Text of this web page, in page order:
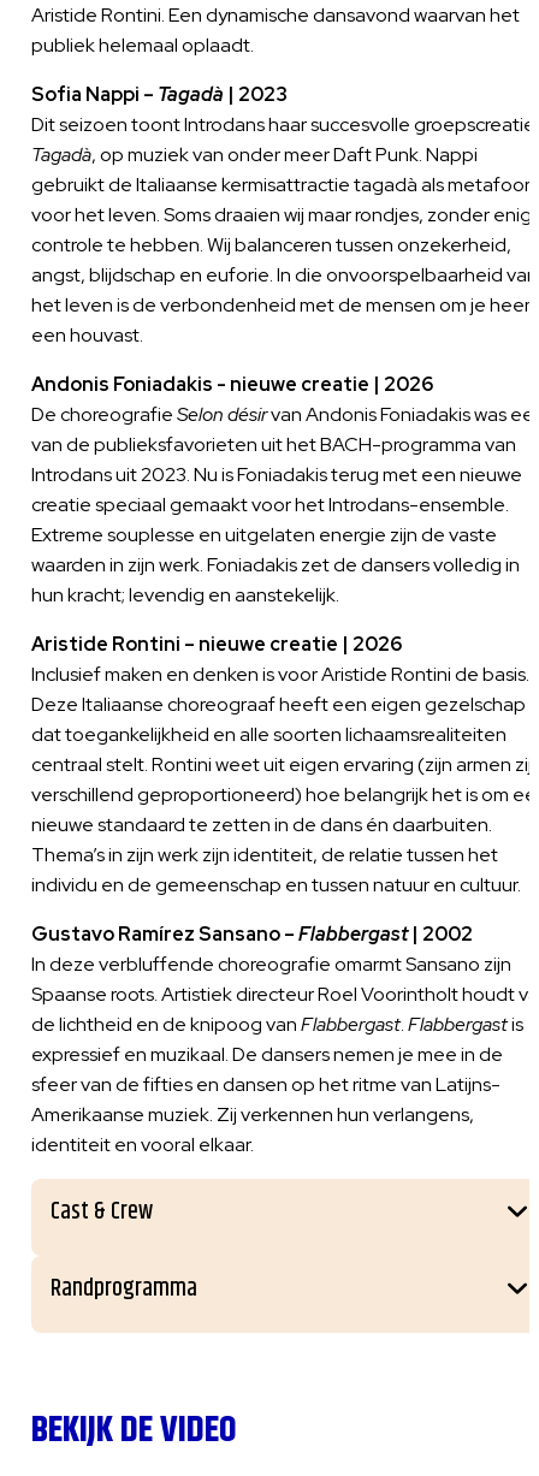
Aristide Rontini. Een dynamische dansavond waarvan het
publiek helemaal oplaadt.
Sofia Nappi – Tagadà | 2023
Dit seizoen toont Introdans haar succesvolle groepscreatie
Tagadà, op muziek van onder meer Daft Punk. Nappi
gebruikt de Italiaanse kermisattractie tagadà als metafoor
voor het leven. Soms draaien wij maar rondjes, zonder
controle te hebben. Wij balanceren tussen onzekerheid,
angst, blijdschap en euforie. In die onvoorspelbaarheid van
het leven is de verbondenheid met de mensen om je heen
een houvast.
Andonis Foniadakis - nieuwe creatie | 2026
De choreografieSelon désirvan Andonis Foniadakis was
van de publieksfavorieten uit het BACH-programmavan
Introdans uit 2023. Nu is Foniadakis terug met een nieuwe
creatie speciaal gemaakt voor het Introdans-ensemble.
Extreme souplesse en uitgelaten energie zijn de vaste
waarden in zijn werk. Foniadakis zet de dansers volledig in
hun kracht; levendig en aanstekelijk.
Aristide Rontini – nieuwe creatie | 2026
Inclusief maken en denken is voor Aristide Rontini de basis.
Deze Italiaanse choreograaf heeft een eigen gezelschap
dat toegankelijkheid en alle soorten lichaamsrealiteiten
centraal stelt. Rontini weet uit eigen ervaring (zijn armen
verschillend geproportioneerd) hoe belangrijk het is om
nieuwe standaard te zetten in de dans én daarbuiten.
Thema’s in zijn werk zijn identiteit, de relatie tussen het
individu en de gemeenschap en tussen natuur en cultuur.
Gustavo Ramírez Sansano –Flabbergast| 2002
In deze verbluffende choreografie omarmt Sansano zijn
Spaanse roots. Artistiek directeur Roel Voorintholt houdt
de lichtheid en de knipoog vanFlabbergast.Flabbergastis
expressief en muzikaal. De dansers nemen je mee in de
sfeer van de fifties en dansen op het ritme van Latijns-
Amerikaanse muziek. Zij verkennen hun verlangens,
identiteit en vooral elkaar.
Cast & Crew
Randprogramma
BEKIJK DE VIDEO